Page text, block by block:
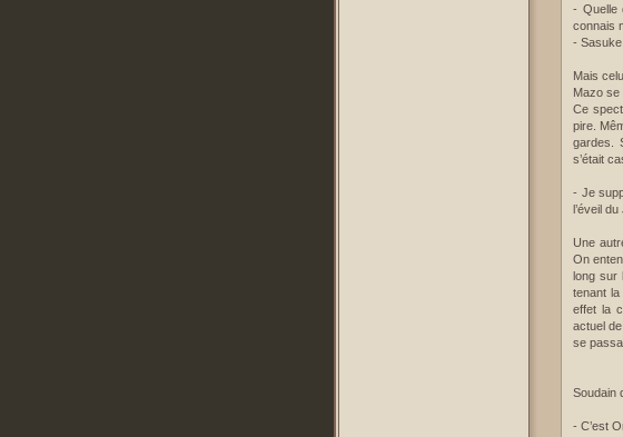
- Quelle
connais
-
Mais
Mazo se
Ce
pire.
gardes.
s’était
- Je
l’éveil
Une
On
long sur
tenant
effet la
actuel
se
Soudain
- C’est